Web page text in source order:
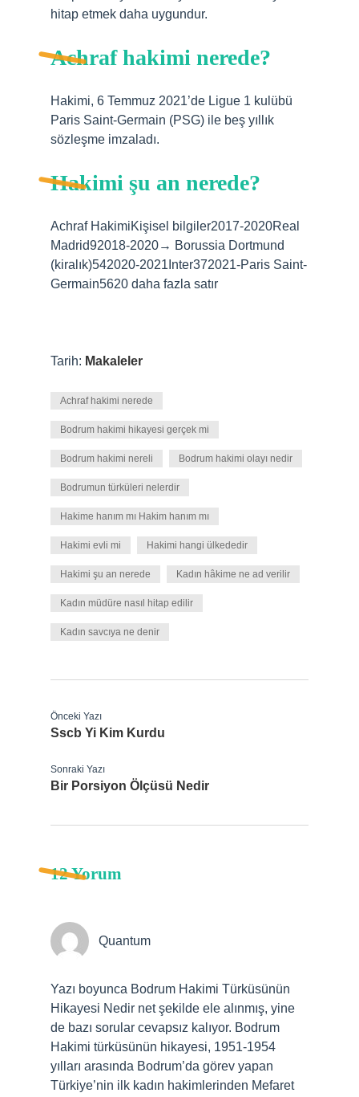
hitap etmek daha uygundur.
Achraf hakimi nerede?
Hakimi, 6 Temmuz 2021’de Ligue 1 kulübü
Paris Saint-Germain (PSG) ile beş yıllık
sözleşme imzaladı.
Hakimi şu an nerede?
Achraf HakimiKişisel bilgiler2017-2020Real
Madrid92018-2020→ Borussia Dortmund
(kiralık)542020-2021Inter372021-Paris Saint-
Germain5620 daha fazla satır
Tarih: Makaleler
Achraf hakimi nerede
Bodrum hakimi hikayesi gerçek mi
Bodrum hakimi nereli Bodrum hakimi olayı nedir
Bodrumun türküleri nelerdir
Hakime hanım mı Hakim hanım mı
Hakimi evli mi Hakimi hangi ülkededir
Hakimi şu an nerede Kadın hâkime ne ad verilir
Kadın müdüre nasıl hitap edilir
Kadın savcıya ne denir
Önceki Yazı
Sscb Yi Kim Kurdu
Sonraki Yazı
Bir Porsiyon Ölçüsü Nedir
12 Yorum
Quantum
Yazı boyunca Bodrum Hakimi Türküsünün
Hikayesi Nedir net şekilde ele alınmış, yine
de bazı sorular cevapsız kalıyor. Bodrum
Hakimi türküsünün hikayesi, 1951-1954
yılları arasında Bodrum’da görev yapan
Türkiye’nin ilk kadın hakimlerinden Mefaret